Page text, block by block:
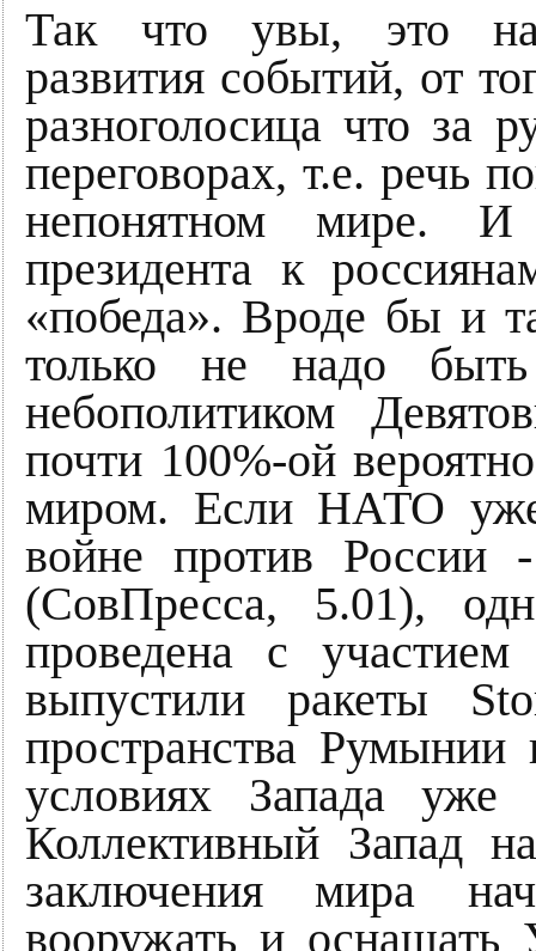
Так что увы, это
развития событий, от
разноголосица что за
переговорах, т.е. речь
непонятном мире. И
президента к
«победа». Вроде бы и
только не надо
небополитиком
почти 100%-ой
миром. Если НАТО уже
войне против России
(СовПресса, 5.01),
проведена с участием
выпустили ракеты
пространства
условиях Запада уже
Коллективный Запад
заключения мира
вооружать и